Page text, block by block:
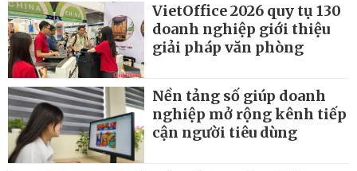
VietOffice 2026 quy tụ 130
doanh nghiệp giới thiệu
giải pháp văn phòng
Nền tảng số giúp doanh
nghiệp mở rộng kênh tiếp
cận người tiêu dùng